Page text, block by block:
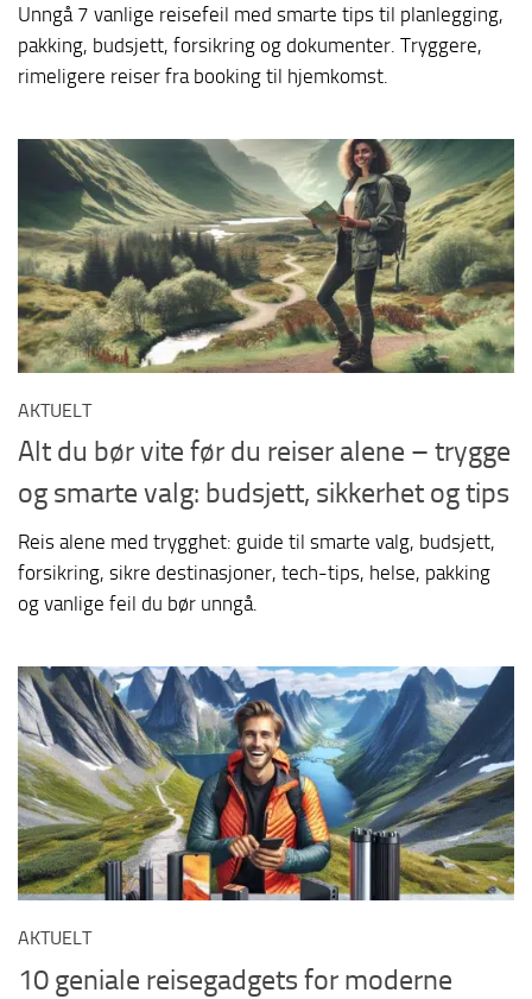
Unngå 7 vanlige reisefeil med smarte tips til planlegging,
pakking, budsjett, forsikring og dokumenter. Tryggere,
rimeligere reiser fra booking til hjemkomst.
AKTUELT
Alt du bør vite før du reiser alene – trygge
og smarte valg: budsjett, sikkerhet og tips
Reis alene med trygghet: guide til smarte valg, budsjett,
forsikring, sikre destinasjoner, tech-tips, helse, pakking
og vanlige feil du bør unngå.
AKTUELT
10 geniale reisegadgets for moderne